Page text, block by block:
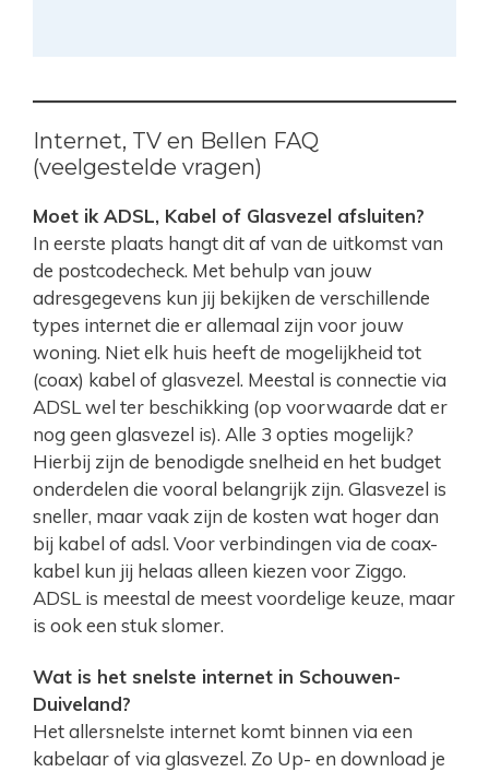
Internet, TV en Bellen FAQ
(veelgestelde vragen)
Moet ik ADSL, Kabel of Glasvezel afsluiten?
In eerste plaats hangt dit af van de uitkomst van
de postcodecheck. Met behulp van jouw
adresgegevens kun jij bekijken de verschillende
types internet die er allemaal zijn voor jouw
woning. Niet elk huis heeft de mogelijkheid tot
(coax) kabel of glasvezel. Meestal is connectie via
ADSL wel ter beschikking (op voorwaarde dat er
nog geen glasvezel is). Alle 3 opties mogelijk?
Hierbij zijn de benodigde snelheid en het budget
onderdelen die vooral belangrijk zijn. Glasvezel is
sneller, maar vaak zijn de kosten wat hoger dan
bij kabel of adsl. Voor verbindingen via de coax-
kabel kun jij helaas alleen kiezen voor Ziggo.
ADSL is meestal de meest voordelige keuze, maar
is ook een stuk slomer.
Wat is het snelste internet in Schouwen-
Duiveland?
Het allersnelste internet komt binnen via een
kabelaar of via glasvezel. Zo Up- en download je